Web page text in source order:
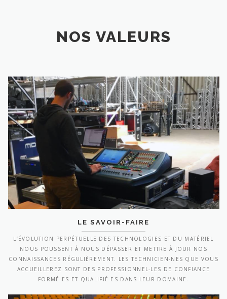
NOS VALEURS
LE SAVOIR-FAIRE
L’ÉVOLUTION PERPÉTUELLE DES TECHNOLOGIES ET DU MATÉRIEL
NOUS POUSSENT À NOUS DÉPASSER ET METTRE À JOUR NOS
CONNAISSANCES RÉGULIÈREMENT. LES TECHNICIEN-NES QUE VOUS
ACCUEILLEREZ SONT DES PROFESSIONNEL-LES DE CONFIANCE
FORMÉ-ES ET QUALIFIÉ-ES DANS LEUR DOMAINE.